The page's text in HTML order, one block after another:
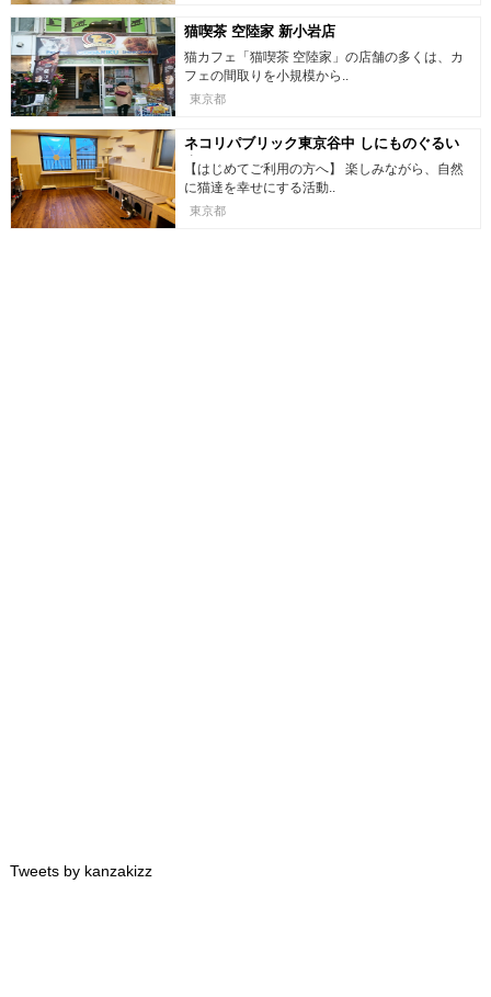
猫喫茶 空陸家 新小岩店
猫カフェ「猫喫茶 空陸家」の店舗の多くは、カ
フェの間取りを小規模から..
東京都
ネコリパブリック東京谷中 しにものぐるい
店
【はじめてご利用の方へ】 楽しみながら、自然
に猫達を幸せにする活動..
東京都
Tweets by kanzakizz